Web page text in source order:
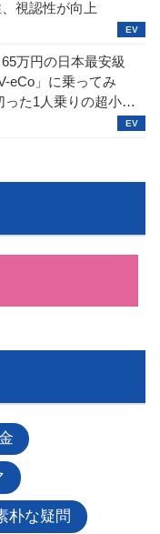
視認性が向上
万円の日本最安級
eCo」に乗ってみ
った1人乗りの超小型
朴な疑問